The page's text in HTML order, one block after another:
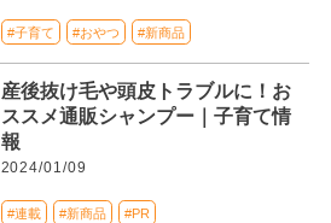
#子育て #おやつ #新商品
産後抜け毛や頭皮トラブルに！お
ススメ通販シャンプー｜子育て情
報
2024/01/09
#連載 #新商品 #PR